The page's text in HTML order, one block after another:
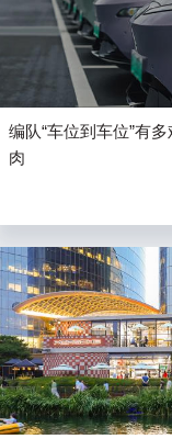
编队“车位到车位”有
肉